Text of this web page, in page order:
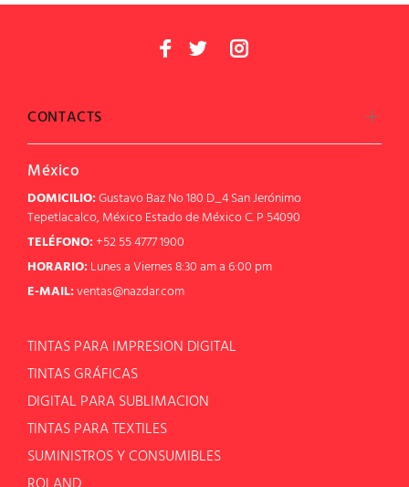
CONTACTS
México
DOMICILIO:Gustavo Baz No 180 D_4 San Jerónimo
Tepetlacalco, México Estado de México C. P 54090
TELÉFONO:+52 55 4777 1900
HORARIO: Lunes a Viernes 8:30 am a 6:00 pm
E-MAIL:ventas@nazdar.com
TINTAS PARA IMPRESION DIGITAL
TINTAS GRÁFICAS
DIGITAL PARA SUBLIMACION
TINTAS PARA TEXTILES
SUMINISTROS Y CONSUMIBLES